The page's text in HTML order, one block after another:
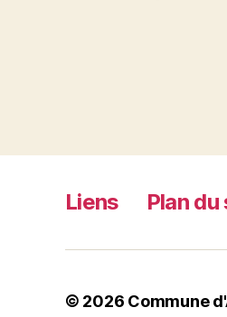
Liens Plan
© 2026 Commune